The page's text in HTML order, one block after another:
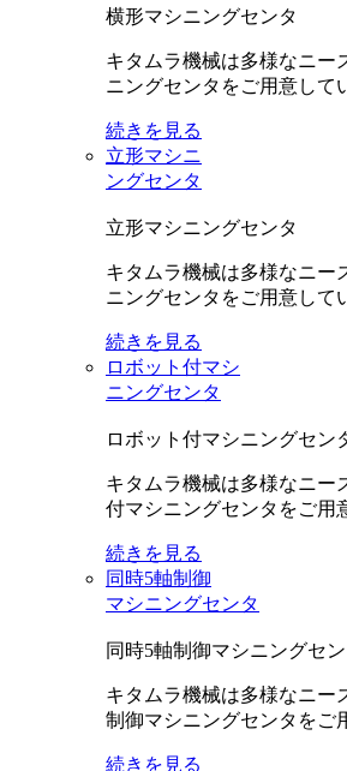
横形マシニングセンタ
キタムラ機械は多様なニー
ニングセンタをご用意して
続きを見る
立形マシニ
ングセンタ
立形マシニングセンタ
キタムラ機械は多様なニー
ニングセンタをご用意して
続きを見る
ロボット付マシ
ニングセンタ
ロボット付マシニングセン
キタムラ機械は多様なニー
付マシニングセンタをご用
続きを見る
同時5軸制御
マシニングセンタ
同時5軸制御マシニングセ
キタムラ機械は多様なニー
制御マシニングセンタをご
続きを見る